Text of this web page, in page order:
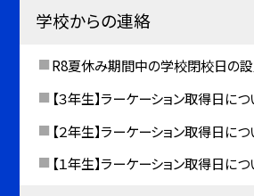
学校からの連絡
R8夏休み期間中の学校閉校日の
【３年生】ラーケーション取得日に
【２年生】ラーケーション取得日に
【１年生】ラーケーション取得日に